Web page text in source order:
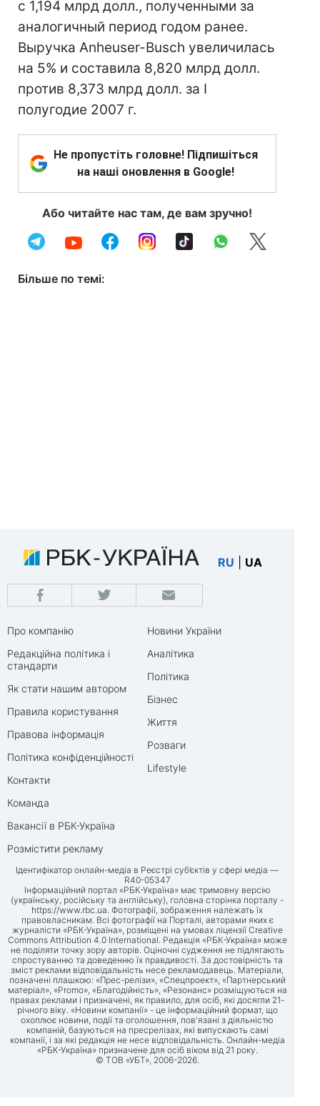
с 1,194 млрд долл., полученными за
аналогичный период годом ранее.
Выручка Anheuser-Busch увеличилась
на 5% и составила 8,820 млрд долл.
против 8,373 млрд долл. за I
полугодие 2007 г.
Не пропустіть головне! Підпишіться
на наші оновлення в Google!
Або читайте нас там, де вам зручно!
Більше по темі:
RU UA
Про компанію
Редакційна політика і
стандарти
Як стати нашим автором
Правила користування
Правова інформація
Політика конфіденційності
Контакти
Команда
Вакансії в РБК-Україна
Розмістити рекламу
Новини України
Аналітика
Політика
Бізнес
Життя
Розваги
Lifestyle
Ідентифікатор онлайн-медіа в Реєстрі суб’єктів у сфері медіа —
R40-05347
Інформаційний портал «РБК-Україна» має тримовну версію
(українську, російську та англійську), головна сторінка порталу -
https://www.rbc.ua. Фотографії, зображення належать їх
правовласникам. Всі фотографії на Порталі, авторами яких є
журналісти «РБК-Україна», розміщені на умовах ліцензії Creative
Commons Attribution 4.0 International. Редакція «РБК-Україна» може
не поділяти точку зору авторів. Оціночні судження не підлягають
спростуванню та доведенню їх правдивості. За достовірність та
зміст реклами відповідальність несе рекламодавець. Матеріали,
позначені плашкою: «Прес-релізи», «Спецпроект», «Партнерський
матеріал», «Promo», «Благодійність», «Резонанс» розміщуються на
правах реклами і призначені, як правило, для осіб, які досягли 21-
річного віку. «Новини компанії» - це інформаційний формат, що
охоплює новини, події та оголошення, пов'язані з діяльністю
компаній, базуються на пресрелізах, які випускають самі
компанії, і за які редакція не несе відповідальність. Онлайн-медіа
«РБК-Україна» призначене для осіб віком від 21 року.
© ТОВ «УБТ», 2006-2026.